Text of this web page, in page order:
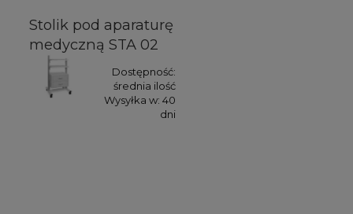
Stolik pod aparaturę
medyczną STA 02
Dostępność:
średnia ilość
Wysyłka w: 40
dni